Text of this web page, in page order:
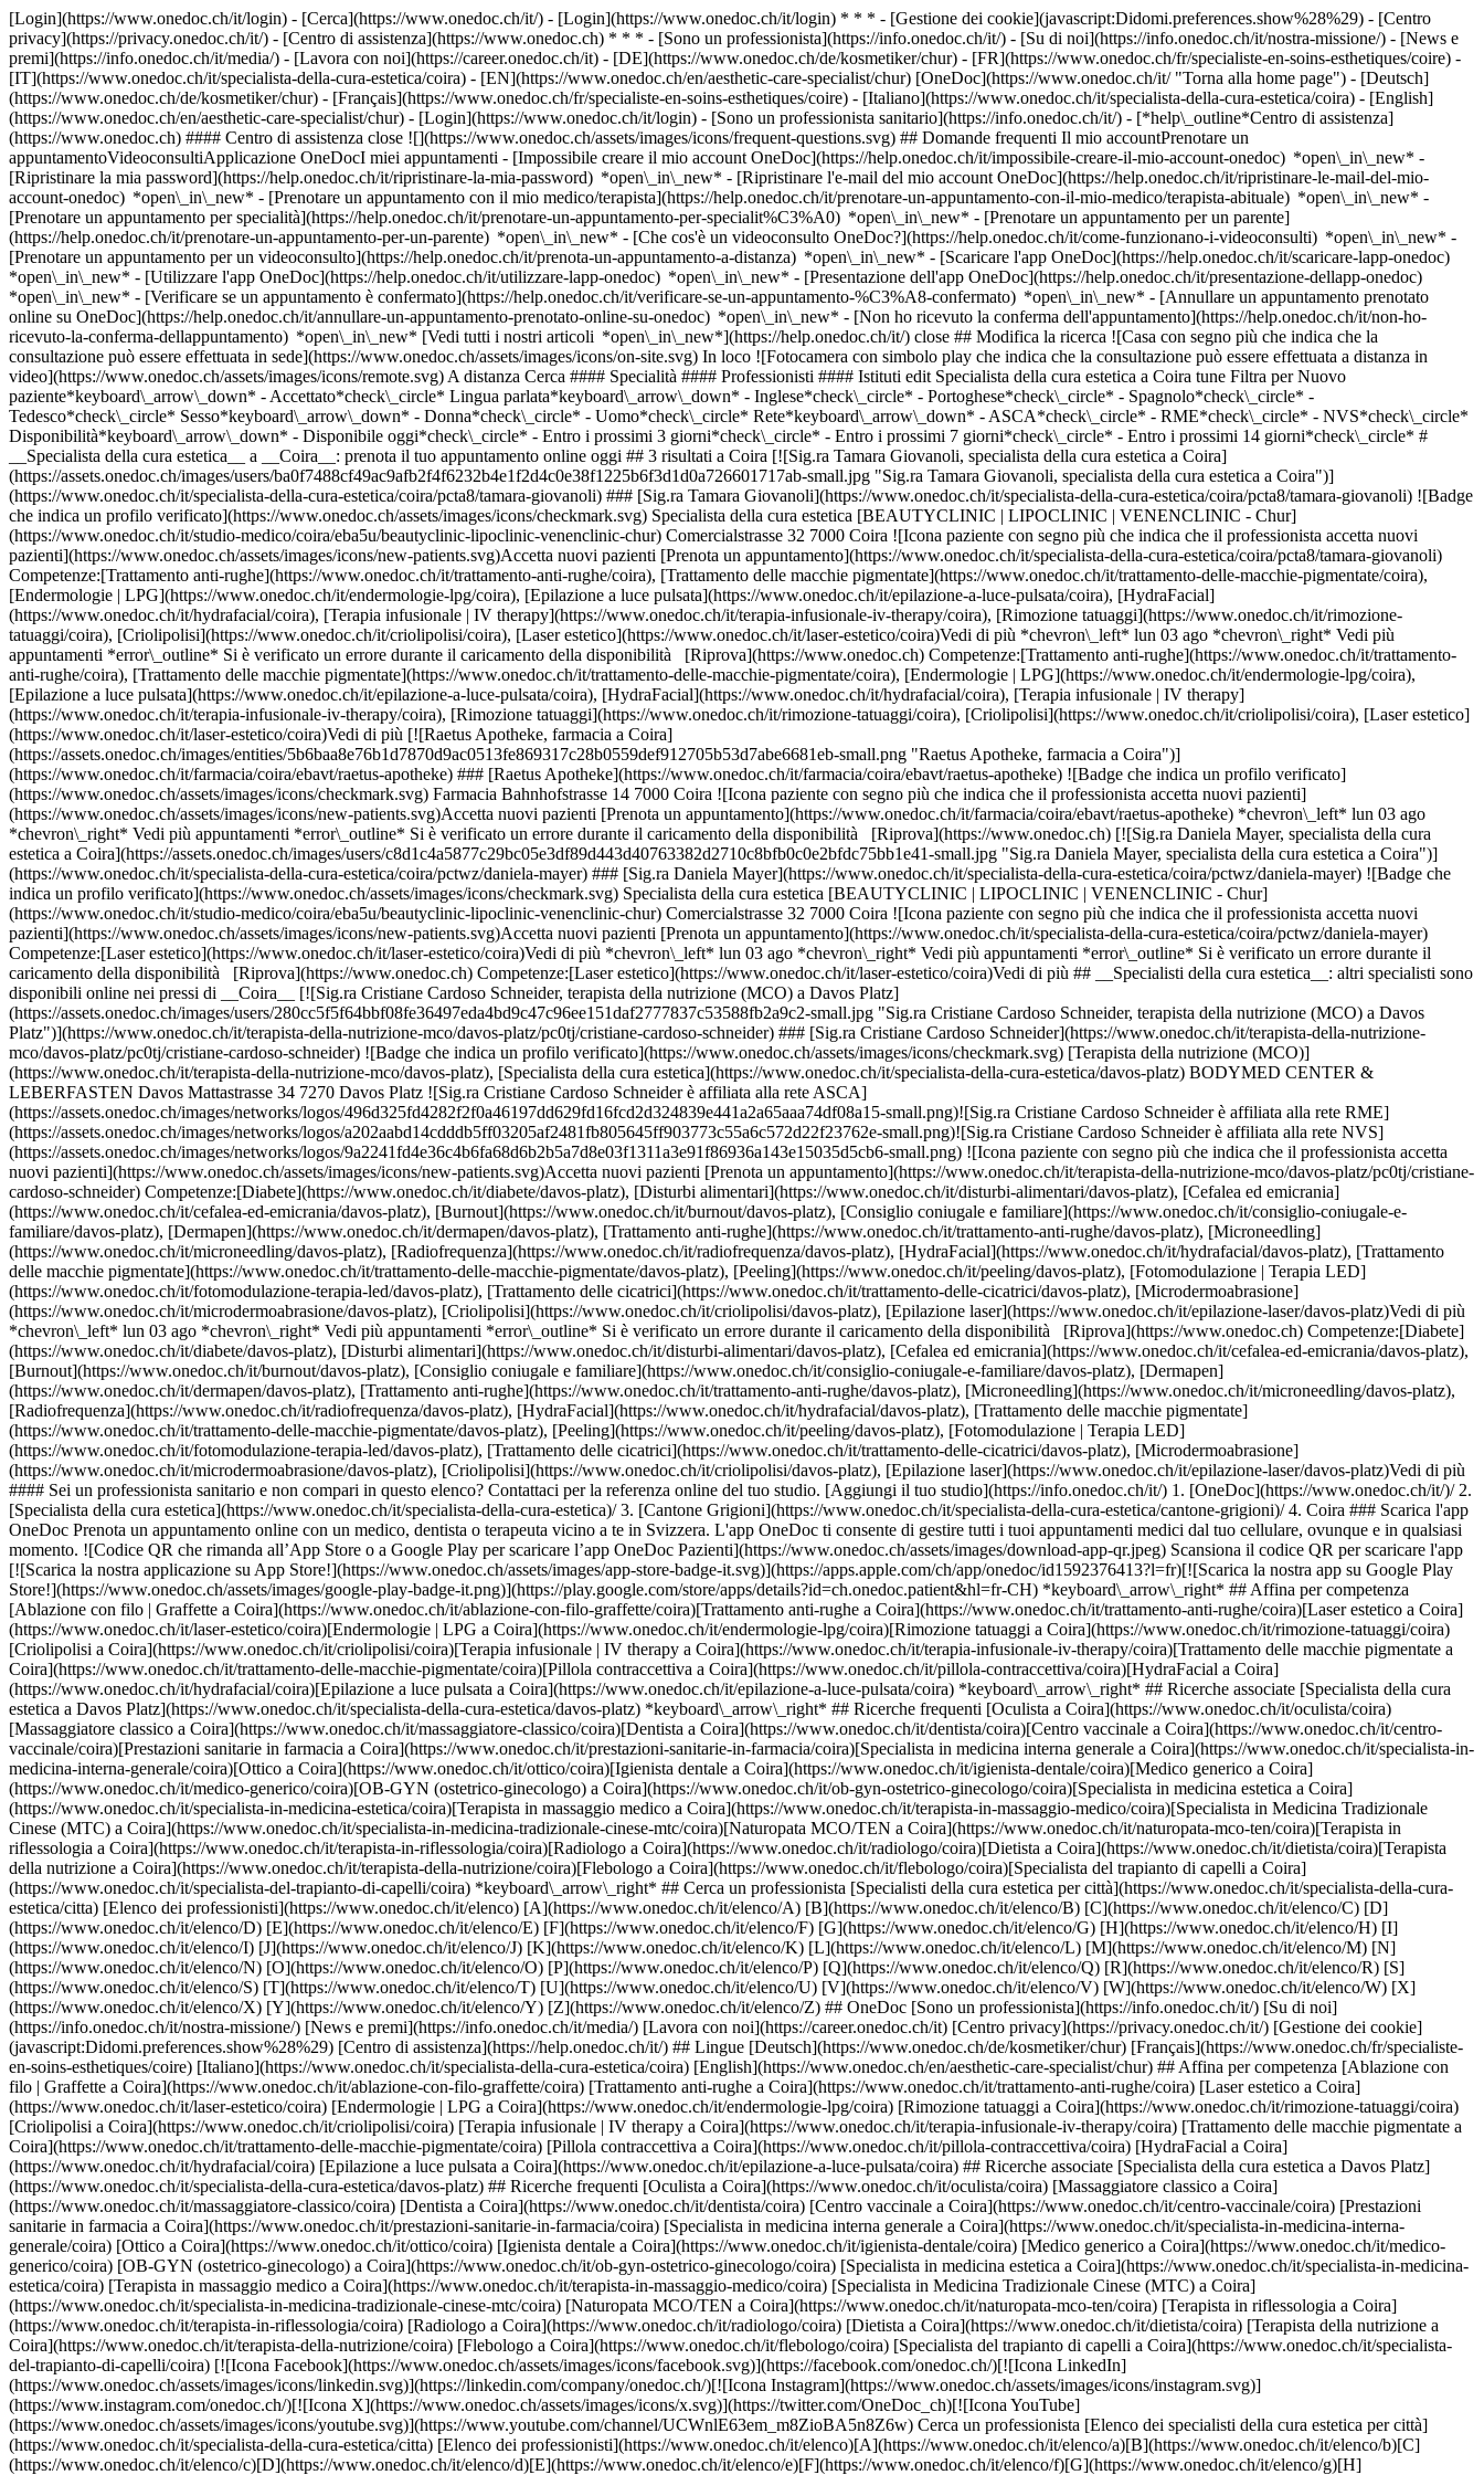
[Login](https://www.onedoc.ch/it/login) - [Cerca](https://www.onedoc.ch/it/) - [Login](https://www.onedoc.ch/it/login) * * * - [Gestione dei cookie](javascript:Didomi.preferences.show%28%29) - [Centro
privacy](https://privacy.onedoc.ch/it/) - [Centro di assistenza](https://www.onedoc.ch) * * * - [Sono un professionista](https://info.onedoc.ch/it/) - [Su di noi](https://info.onedoc.ch/it/nostra-missione/) - [News e
premi](https://info.onedoc.ch/it/media/) - [Lavora con noi](https://career.onedoc.ch/it) - [DE](https://www.onedoc.ch/de/kosmetiker/chur) - [FR](https://www.onedoc.ch/fr/specialiste-en-soins-esthetiques/coire) -
[IT](https://www.onedoc.ch/it/specialista-della-cura-estetica/coira) - [EN](https://www.onedoc.ch/en/aesthetic-care-specialist/chur) [OneDoc](https://www.onedoc.ch/it/ "Torna alla home page") - [Deutsch]
(https://www.onedoc.ch/de/kosmetiker/chur) - [Français](https://www.onedoc.ch/fr/specialiste-en-soins-esthetiques/coire) - [Italiano](https://www.onedoc.ch/it/specialista-della-cura-estetica/coira) - [English]
(https://www.onedoc.ch/en/aesthetic-care-specialist/chur) - [Login](https://www.onedoc.ch/it/login) - [Sono un professionista sanitario](https://info.onedoc.ch/it/) - [*help\_outline*Centro di assistenza]
(https://www.onedoc.ch) #### Centro di assistenza close ![](https://www.onedoc.ch/assets/images/icons/frequent-questions.svg) ## Domande frequenti Il mio accountPrenotare un
appuntamentoVideoconsultiApplicazione OneDocI miei appuntamenti - [Impossibile creare il mio account OneDoc](https://help.onedoc.ch/it/impossibile-creare-il-mio-account-onedoc) *open\_in\_new* -
[Ripristinare la mia password](https://help.onedoc.ch/it/ripristinare-la-mia-password) *open\_in\_new* - [Ripristinare l'e-mail del mio account OneDoc](https://help.onedoc.ch/it/ripristinare-le-mail-del-mio-
account-onedoc) *open\_in\_new* - [Prenotare un appuntamento con il mio medico/terapista](https://help.onedoc.ch/it/prenotare-un-appuntamento-con-il-mio-medico/terapista-abituale) *open\_in\_new* -
[Prenotare un appuntamento per specialità](https://help.onedoc.ch/it/prenotare-un-appuntamento-per-specialit%C3%A0) *open\_in\_new* - [Prenotare un appuntamento per un parente]
(https://help.onedoc.ch/it/prenotare-un-appuntamento-per-un-parente) *open\_in\_new* - [Che cos'è un videoconsulto OneDoc?](https://help.onedoc.ch/it/come-funzionano-i-videoconsulti) *open\_in\_new* -
[Prenotare un appuntamento per un videoconsulto](https://help.onedoc.ch/it/prenota-un-appuntamento-a-distanza) *open\_in\_new* - [Scaricare l'app OneDoc](https://help.onedoc.ch/it/scaricare-lapp-onedoc)
*open\_in\_new* - [Utilizzare l'app OneDoc](https://help.onedoc.ch/it/utilizzare-lapp-onedoc) *open\_in\_new* - [Presentazione dell'app OneDoc](https://help.onedoc.ch/it/presentazione-dellapp-onedoc)
*open\_in\_new* - [Verificare se un appuntamento è confermato](https://help.onedoc.ch/it/verificare-se-un-appuntamento-%C3%A8-confermato) *open\_in\_new* - [Annullare un appuntamento prenotato online su OneDoc](https://help.onedoc.ch/it/annullare-un-appuntamento-prenotato-online-su-onedoc) *open\_in\_new* - [Non ho ricevuto la conferma dell'appuntamento](https://help.onedoc.ch/it/non-ho-ricevuto-la-conferma-dellappuntamento) *open\_in\_new* [Vedi tutti i nostri articoli *open\_in\_new*](https://help.onedoc.ch/it/) close ## Modifica la ricerca ![Casa con segno più che indica che la consultazione può essere effettuata in sede](https://www.onedoc.ch/assets/images/icons/on-site.svg) In loco ![Fotocamera con simbolo play che indica che la consultazione può essere effettuata a distanza in video](https://www.onedoc.ch/assets/images/icons/remote.svg) A distanza Cerca #### Specialità #### Professionisti #### Istituti edit Specialista della cura estetica a Coira tune Filtra per Nuovo paziente*keyboard\_arrow\_down* - Accettato*check\_circle* Lingua parlata*keyboard\_arrow\_down* - Inglese*check\_circle* - Portoghese*check\_circle* - Spagnolo*check\_circle* - Tedesco*check\_circle* Sesso*keyboard\_arrow\_down* - Donna*check\_circle* - Uomo*check\_circle* Rete*keyboard\_arrow\_down* - ASCA*check\_circle* - RME*check\_circle* - NVS*check\_circle* Disponibilità*keyboard\_arrow\_down* - Disponibile oggi*check\_circle* - Entro i prossimi 3 giorni*check\_circle* - Entro i prossimi 7 giorni*check\_circle* - Entro i prossimi 14 giorni*check\_circle* # __Specialista della cura estetica__ a __Coira__: prenota il tuo appuntamento online oggi ## 3 risultati a Coira [![Sig.ra Tamara Giovanoli, specialista della cura estetica a Coira](https://assets.onedoc.ch/images/users/ba0f7488cf49ac9afb2f4f6232b4e1f2d4c0e38f1225b6f3d1d0a726601717ab-small.jpg "Sig.ra Tamara Giovanoli, specialista della cura estetica a Coira")](https://www.onedoc.ch/it/specialista-della-cura-estetica/coira/pcta8/tamara-giovanoli) ### [Sig.ra Tamara Giovanoli](https://www.onedoc.ch/it/specialista-della-cura-estetica/coira/pcta8/tamara-giovanoli) ![Badge che indica un profilo verificato](https://www.onedoc.ch/assets/images/icons/checkmark.svg) Specialista della cura estetica [BEAUTYCLINIC | LIPOCLINIC | VENENCLINIC - Chur](https://www.onedoc.ch/it/studio-medico/coira/eba5u/beautyclinic-lipoclinic-venenclinic-chur) Comercialstrasse 32 7000 Coira ![Icona paziente con segno più che indica che il professionista accetta nuovi pazienti](https://www.onedoc.ch/assets/images/icons/new-patients.svg)Accetta nuovi pazienti [Prenota un appuntamento](https://www.onedoc.ch/it/specialista-della-cura-estetica/coira/pcta8/tamara-giovanoli) Competenze:[Trattamento anti-rughe](https://www.onedoc.ch/it/trattamento-anti-rughe/coira), [Trattamento delle macchie pigmentate](https://www.onedoc.ch/it/trattamento-delle-macchie-pigmentate/coira), [Endermologie | LPG](https://www.onedoc.ch/it/endermologie-lpg/coira), [Epilazione a luce pulsata](https://www.onedoc.ch/it/epilazione-a-luce-pulsata/coira), [HydraFacial](https://www.onedoc.ch/it/hydrafacial/coira), [Terapia infusionale | IV therapy](https://www.onedoc.ch/it/terapia-infusionale-iv-therapy/coira), [Rimozione tatuaggi](https://www.onedoc.ch/it/rimozione-tatuaggi/coira), [Criolipolisi](https://www.onedoc.ch/it/criolipolisi/coira), [Laser estetico](https://www.onedoc.ch/it/laser-estetico/coira)Vedi di più *chevron\_left* lun 03 ago *chevron\_right* Vedi più appuntamenti *error\_outline* Si è verificato un errore durante il caricamento della disponibilità [Riprova](https://www.onedoc.ch) Competenze:[Trattamento anti-rughe](https://www.onedoc.ch/it/trattamento-anti-rughe/coira), [Trattamento delle macchie pigmentate](https://www.onedoc.ch/it/trattamento-delle-macchie-pigmentate/coira), [Endermologie | LPG](https://www.onedoc.ch/it/endermologie-lpg/coira), [Epilazione a luce pulsata](https://www.onedoc.ch/it/epilazione-a-luce-pulsata/coira), [HydraFacial](https://www.onedoc.ch/it/hydrafacial/coira), [Terapia infusionale | IV therapy](https://www.onedoc.ch/it/terapia-infusionale-iv-therapy/coira), [Rimozione tatuaggi](https://www.onedoc.ch/it/rimozione-tatuaggi/coira), [Criolipolisi](https://www.onedoc.ch/it/criolipolisi/coira), [Laser estetico](https://www.onedoc.ch/it/laser-estetico/coira)Vedi di più [![Raetus Apotheke, farmacia a Coira](https://assets.onedoc.ch/images/entities/5b6baa8e76b1d7870d9ac0513fe869317c28b0559def912705b53d7abe6681eb-small.png "Raetus Apotheke, farmacia a Coira")](https://www.onedoc.ch/it/farmacia/coira/ebavt/raetus-apotheke) ### [Raetus Apotheke](https://www.onedoc.ch/it/farmacia/coira/ebavt/raetus-apotheke) ![Badge che indica un profilo verificato](https://www.onedoc.ch/assets/images/icons/checkmark.svg) Farmacia Bahnhofstrasse 14 7000 Coira ![Icona paziente con segno più che indica che il professionista accetta nuovi pazienti](https://www.onedoc.ch/assets/images/icons/new-patients.svg)Accetta nuovi pazienti [Prenota un appuntamento](https://www.onedoc.ch/it/farmacia/coira/ebavt/raetus-apotheke) *chevron\_left* lun 03 ago *chevron\_right* Vedi più appuntamenti *error\_outline* Si è verificato un errore durante il caricamento della disponibilità [Riprova](https://www.onedoc.ch) [![Sig.ra Daniela Mayer, specialista della cura estetica a Coira](https://assets.onedoc.ch/images/users/c8d1c4a5877c29bc05e3df89d443d40763382d2710c8bfb0c0e2bfdc75bb1e41-small.jpg "Sig.ra Daniela Mayer, specialista della cura estetica a Coira")](https://www.onedoc.ch/it/specialista-della-cura-estetica/coira/pctwz/daniela-mayer) ### [Sig.ra Daniela Mayer](https://www.onedoc.ch/it/specialista-della-cura-estetica/coira/pctwz/daniela-mayer) ![Badge che indica un profilo verificato](https://www.onedoc.ch/assets/images/icons/checkmark.svg) Specialista della cura estetica [BEAUTYCLINIC | LIPOCLINIC | VENENCLINIC - Chur](https://www.onedoc.ch/it/studio-medico/coira/eba5u/beautyclinic-lipoclinic-venenclinic-chur) Comercialstrasse 32 7000 Coira ![Icona paziente con segno più che indica che il professionista accetta nuovi pazienti](https://www.onedoc.ch/assets/images/icons/new-patients.svg)Accetta nuovi pazienti [Prenota un appuntamento](https://www.onedoc.ch/it/specialista-della-cura-estetica/coira/pctwz/daniela-mayer) Competenze:[Laser estetico](https://www.onedoc.ch/it/laser-estetico/coira)Vedi di più *chevron\_left* lun 03 ago *chevron\_right* Vedi più appuntamenti *error\_outline* Si è verificato un errore durante il caricamento della disponibilità [Riprova](https://www.onedoc.ch) Competenze:[Laser estetico](https://www.onedoc.ch/it/laser-estetico/coira)Vedi di più ## __Specialisti della cura estetica__: altri specialisti sono disponibili online nei pressi di __Coira__ [![Sig.ra Cristiane Cardoso Schneider, terapista della nutrizione (MCO) a Davos Platz](https://assets.onedoc.ch/images/users/280cc5f5f64bbf08fe36497eda4bd9c47c96ee151daf2777837c53588fb2a9c2-small.jpg "Sig.ra Cristiane Cardoso Schneider, terapista della nutrizione (MCO) a Davos Platz")](https://www.onedoc.ch/it/terapista-della-nutrizione-mco/davos-platz/pc0tj/cristiane-cardoso-schneider) ### [Sig.ra Cristiane Cardoso Schneider](https://www.onedoc.ch/it/terapista-della-nutrizione-mco/davos-platz/pc0tj/cristiane-cardoso-schneider) ![Badge che indica un profilo verificato](https://www.onedoc.ch/assets/images/icons/checkmark.svg) [Terapista della nutrizione (MCO)](https://www.onedoc.ch/it/terapista-della-nutrizione-mco/davos-platz), [Specialista della cura estetica](https://www.onedoc.ch/it/specialista-della-cura-estetica/davos-platz) BODYMED CENTER & LEBERFASTEN Davos Mattastrasse 34 7270 Davos Platz ![Sig.ra Cristiane Cardoso Schneider è affiliata alla rete ASCA](https://assets.onedoc.ch/images/networks/logos/496d325fd4282f2f0a46197dd629fd16fcd2d324839e441a2a65aaa74df08a15-small.png)![Sig.ra Cristiane Cardoso Schneider è affiliata alla rete RME](https://assets.onedoc.ch/images/networks/logos/a202aabd14cdddb5ff03205af2481fb805645ff903773c55a6c572d22f23762e-small.png)![Sig.ra Cristiane Cardoso Schneider è affiliata alla rete NVS](https://assets.onedoc.ch/images/networks/logos/9a2241fd4e36c4b6fa68d6b2b5a7d8e03f1311a3e91f86936a143e15035d5cb6-small.png) ![Icona paziente con segno più che indica che il professionista accetta nuovi pazienti](https://www.onedoc.ch/assets/images/icons/new-patients.svg)Accetta nuovi pazienti [Prenota un appuntamento](https://www.onedoc.ch/it/terapista-della-nutrizione-mco/davos-platz/pc0tj/cristiane-cardoso-schneider) Competenze:[Diabete](https://www.onedoc.ch/it/diabete/davos-platz), [Disturbi alimentari](https://www.onedoc.ch/it/disturbi-alimentari/davos-platz), [Cefalea ed emicrania](https://www.onedoc.ch/it/cefalea-ed-emicrania/davos-platz), [Burnout](https://www.onedoc.ch/it/burnout/davos-platz), [Consiglio coniugale e familiare](https://www.onedoc.ch/it/consiglio-coniugale-e-familiare/davos-platz), [Dermapen](https://www.onedoc.ch/it/dermapen/davos-platz), [Trattamento anti-rughe](https://www.onedoc.ch/it/trattamento-anti-rughe/davos-platz), [Microneedling](https://www.onedoc.ch/it/microneedling/davos-platz), [Radiofrequenza](https://www.onedoc.ch/it/radiofrequenza/davos-platz), [HydraFacial](https://www.onedoc.ch/it/hydrafacial/davos-platz), [Trattamento delle macchie pigmentate](https://www.onedoc.ch/it/trattamento-delle-macchie-pigmentate/davos-platz), [Peeling](https://www.onedoc.ch/it/peeling/davos-platz), [Fotomodulazione | Terapia LED](https://www.onedoc.ch/it/fotomodulazione-terapia-led/davos-platz), [Trattamento delle cicatrici](https://www.onedoc.ch/it/trattamento-delle-cicatrici/davos-platz), [Microdermoabrasione](https://www.onedoc.ch/it/microdermoabrasione/davos-platz), [Criolipolisi](https://www.onedoc.ch/it/criolipolisi/davos-platz), [Epilazione laser](https://www.onedoc.ch/it/epilazione-laser/davos-platz)Vedi di più *chevron\_left* lun 03 ago *chevron\_ri